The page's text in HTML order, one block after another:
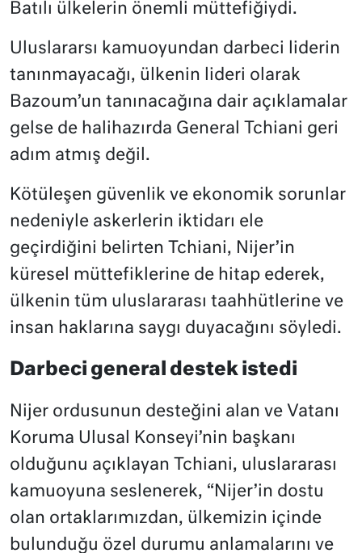
Batılı ülkelerin önemli müttefiğiydi.
Uluslararsı kamuoyundan darbeci liderin
tanınmayacağı, ülkenin lideri olarak
Bazoum’un tanınacağına dair açıklamalar
gelse de halihazırda General Tchiani geri
adım atmış değil.
Kötüleşen güvenlik ve ekonomik sorunlar
nedeniyle askerlerin iktidarı ele
geçirdiğini belirten Tchiani, Nijer’in
küresel müttefiklerine de hitap ederek,
ülkenin tüm uluslararası taahhütlerine ve
insan haklarına saygı duyacağını söyledi.
Darbeci general destek istedi
Nijer ordusunun desteğini alan ve Vatanı
Koruma Ulusal Konseyi’nin başkanı
olduğunu açıklayan Tchiani, uluslararası
kamuoyuna seslenerek, “Nijer’in dostu
olan ortaklarımızdan, ülkemizin içinde
bulunduğu özel durumu anlamalarını ve